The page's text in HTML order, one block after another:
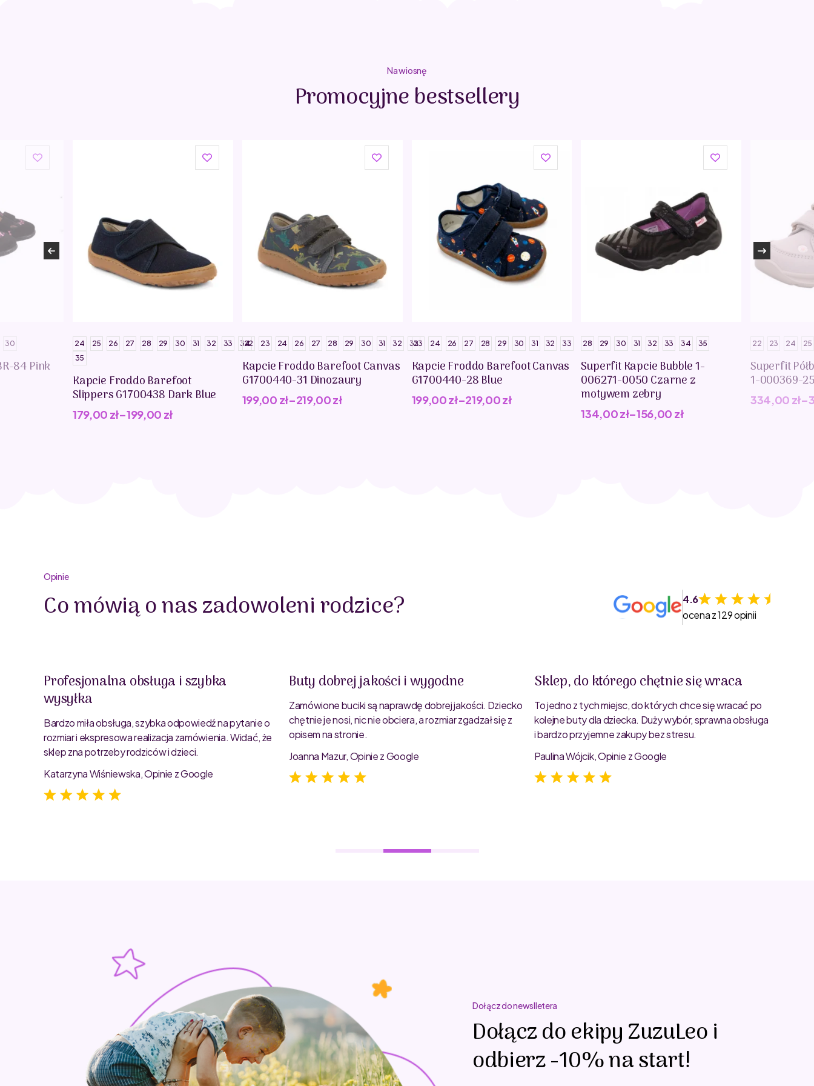
Na wiosnę
Promocyjne bestsellery
30
84 Pink
24 25 26 27 28 29 30 31 32 33
34
35
Kapcie Froddo Barefoot
Slippers G1700438 Dark Blue
179,00 zł–199,00 zł
22 23 24 26 27 28 29 30 31 32 33
Kapcie Froddo Barefoot Canvas
G1700440-31 Dinozaury
199,00 zł–219,00zł
23 24 26 27 28 29 30 31 32 33
Kapcie Froddo Barefoot Canvas
G1700440-28 Blue
199,00zł–219,00zł
28 29 30 31 32 33 34 35
Superfit Kapcie Bubble 1-
006271-0050 Czarne z
motywem zebry
134,00zł–156,00 zł
22 23 24 25
Superfit
1-000369-
334,00 zł–
Opinie
Co mówią o nas zadowoleni rodzice?
4.6
ocena z 129 opinii
Profesjonalna obsługa i szybka
wysyłka
Bardzo miła obsługa, szybka odpowiedź na pytanie o
rozmiar i ekspresowa realizacja zamówienia. Widać, że
sklep zna potrzeby rodziców i dzieci.
Katarzyna Wiśniewska, Opinie z Google
Buty dobrej jakości i wygodne
Zamówione buciki są naprawdę dobrej jakości. Dziecko
chętnie je nosi, nic nie obciera, a rozmiar zgadzał się z
opisem na stronie.
Joanna Mazur, Opinie z Google
Sklep, do którego chętnie się wraca
To jedno z tych miejsc, do których chce się wracać po
kolejne buty dla dziecka. Duży wybór, sprawna obsługa
i bardzo przyjemne zakupy bez stresu.
Paulina Wójcik, Opinie z Google
Dołącz do newslletera
Dołącz do ekipy ZuzuLeo i
odbierz -10% na start!